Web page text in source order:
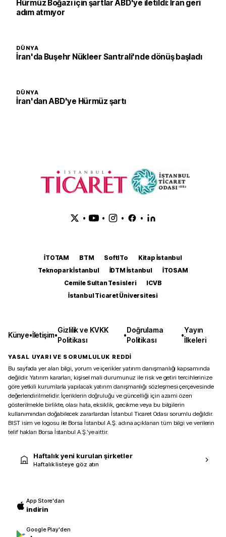
Hürmüz Boğazı için şartlar ABD'ye iletildi: İran geri
adım atmıyor
DÜNYA
İran'da Buşehr Nükleer Santrali'nde dönüş başladı
DÜNYA
İran'dan ABD'ye Hürmüz şartı
• • • •
İTOTAM BTM SoftITo
Kitap İstanbul
Teknopark İstanbul
İDTM İstanbul
İTOSAM
Cemile Sultan Tesisleri
ICVB
İstanbul Ticaret Üniversitesi
Künye•İletişim•
Gizlilik ve KVKK
Politikası
•
Doğrulama
Politikası
•
Yayın
İlkeleri
YASAL UYARI VE SORUMLULUK REDDİ
Bu sayfada yer alan bilgi, yorum ve içerikler yatırım danışmanlığı kapsamında
değildir. Yatırım kararları, kişisel mali durumunuz ile risk ve getiri tercihlerinize
göre yetkili kurumlarla yapılacak yatırım danışmanlığı sözleşmesi çerçevesinde
değerlendirilmelidir. İçeriklerin doğruluğu ve güncelliği için azami özen
gösterilmekle birlikte, olası hata, eksiklik, gecikme veya bu bilgilerin
kullanımından doğabilecek zararlardan İstanbul Ticaret Odası sorumlu değildir.
BIST isim ve logosu ile Borsa İstanbul A.Ş. adına açıklanan tüm bilgi ve verilerin
telif hakları Borsa İstanbul A.Ş.’ye aittir.
Haftalık yeni kurulan şirketler
Haftalık listeye göz atın
App Store'dan
indirin
Google Play'den